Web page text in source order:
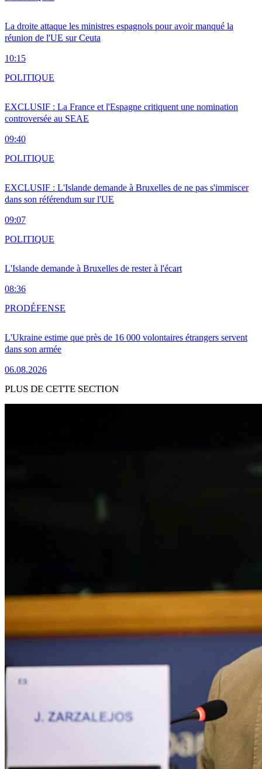
La droite attaque les ministres espagnols pour avoir manqué la
réunion de l'UE sur Ceuta
10:15
EXCLUSIF : La France et l'Espagne critiquent une nomination
controversée au SEAE
09:40
POLITIQUE
EXCLUSIF : L'Islande demande à Bruxelles de ne pas s'immiscer
dans son référendum sur l'UE
09:07
POLITIQUE
L'Islande demande à Bruxelles de rester à l'écart
08:36
POLITIQUE
L'Ukraine estime que près de 16 000 volontaires étrangers servent
dans son armée
06.08.2026
PRODÉFENSE
PLUS DE CETTE SECTION